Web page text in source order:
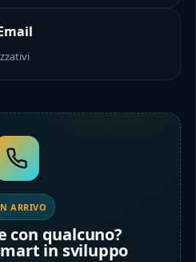
ARRIVO
con qualcuno?
in sviluppo